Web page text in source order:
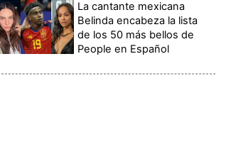
La cantante mexicana
Belinda encabeza la lista
de los 50 más bellos de
People en Español